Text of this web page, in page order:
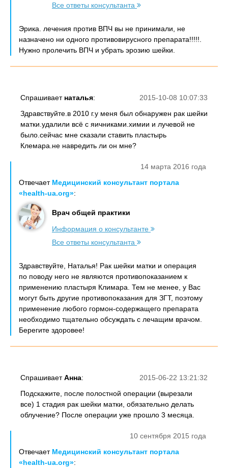
Все ответы консультанта
Эрика. лечения против ВПЧ вы не принимали, не
назначено ни одного противовирусного препарата!!!!!.
Нужно пролечить ВПЧ и убрать эрозию шейки.
2015-10-08 10:07:33
Спрашивает наталья:
Здравствуйте.в 2010 г.у меня был обнаружен рак шейки
матки.удалили всё с яичниками.химии и лучевой не
было.сейчас мне сказали ставить пластырь
Клемара.не навредить ли он мне?
14 марта 2016 года
Отвечает Медицинский консультант портала
«health-ua.org»:
Врач общей практики
Информация о консультанте
Все ответы консультанта
Здравствуйте, Наталья! Рак шейки матки и операция
по поводу него не являются противопоказанием к
применению пластыря Климара. Тем не менее, у Вас
могут быть другие противопоказания для ЗГТ, поэтому
применение любого гормон-содержащего препарата
необходимо тщательно обсуждать с лечащим врачом.
Берегите здоровее!
2015-06-22 13:21:32
СпрашиваетАнна:
Подскажите, после полостной операции (вырезали
все) 1 стадия рак шейки матки, обязательно делать
облучение? После операции уже прошло 3 месяца.
10 сентября 2015 года
Отвечает Медицинский консультант портала
«health-ua.org»: